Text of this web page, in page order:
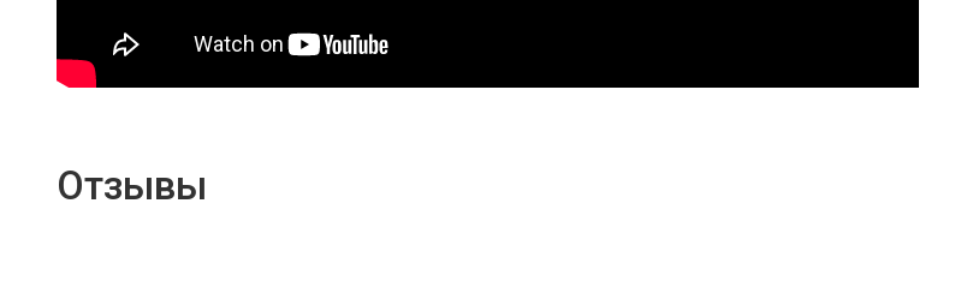
Отзывы